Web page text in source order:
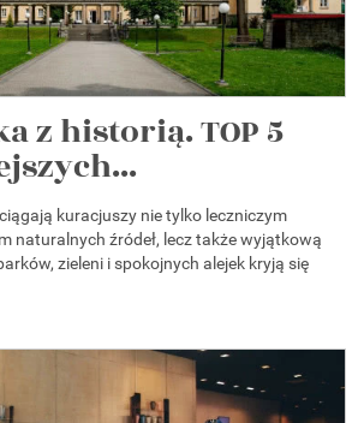
z historią. TOP 5
kuracjuszy nie tylko leczniczym
naturalnych źródeł, lecz także wyjątkową
zieleni i spokojnych alejek kryją się